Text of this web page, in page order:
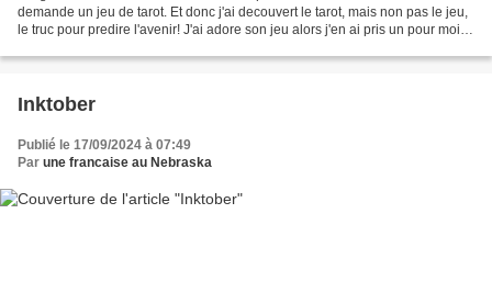
demande un jeu de tarot. Et donc j'ai decouvert le tarot, mais non pas le jeu,
le truc pour predire l'avenir! J'ai adore son jeu alors j'en ai pris un pour moi et
Inktober
Publié le 17/09/2024 à 07:49
Par une francaise au Nebraska